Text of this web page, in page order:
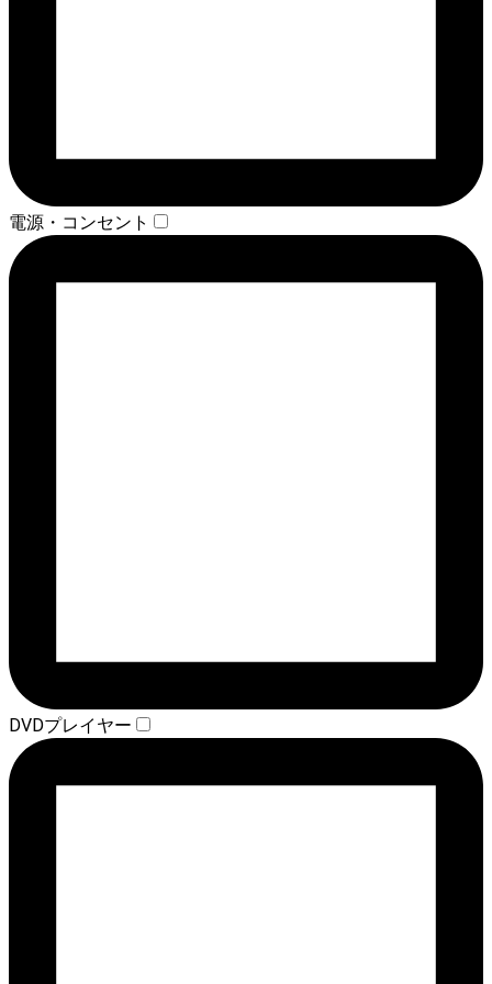
電源・コンセント
DVDプレイヤー